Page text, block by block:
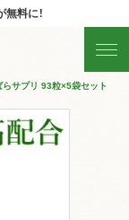
料に！
サプリ 93粒×5袋セット サプ